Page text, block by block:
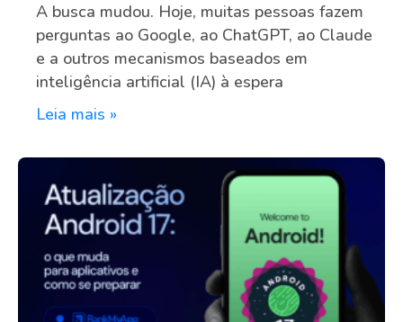
A busca mudou. Hoje, muitas pessoas fazem
perguntas ao Google, ao ChatGPT, ao Claude
e a outros mecanismos baseados em
inteligência artificial (IA) à espera
Leia mais »